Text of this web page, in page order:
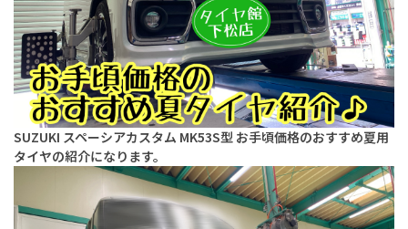
SUZUKI スペーシアカスタム MK53S型 お手頃価格のおすすめ夏用
タイヤの紹介になります。